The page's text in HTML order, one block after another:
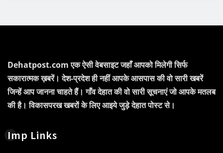
Dehatpost.com एक ऐसी वेबसाइट जहाँ आपको मिलेगी सिर्फ
सकारात्मक ख़बरें। देश-प्रदेश ही नहीं आपके आसपास की वो सारी खबरें
जिन्हें आप जानना चाहते हैं। गाँव देहात की वो सारी सूचनाएं जो आपके मतलब
की है। विकासपरख खबरों के लिए आइये जुड़े देहात पोस्ट से।
Imp Links